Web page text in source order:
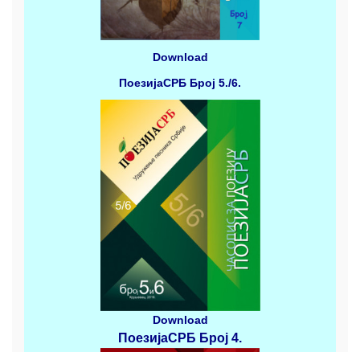
Download
ПоезијаСРБ Број 5./6.
Download
ПоезијаСРБ Број 4.